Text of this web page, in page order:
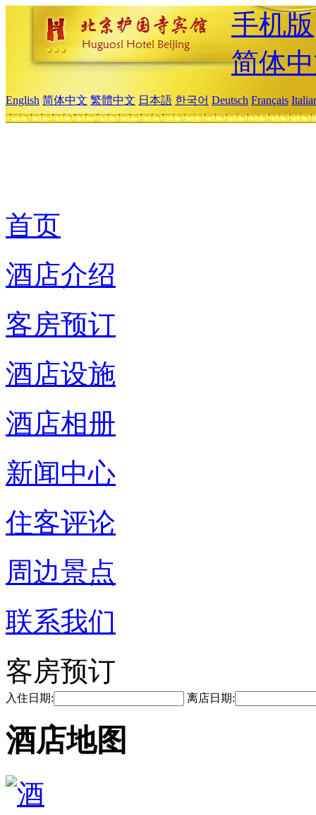
手机版
简体
English 简体中文 繁體中文 日本語 한국어 Deutsch Français
首页
酒店介绍
客房预订
酒店设施
酒店相册
新闻中心
住客评论
周边景点
联系我们
客房预订
入住日期: 离店日期:
酒店地图